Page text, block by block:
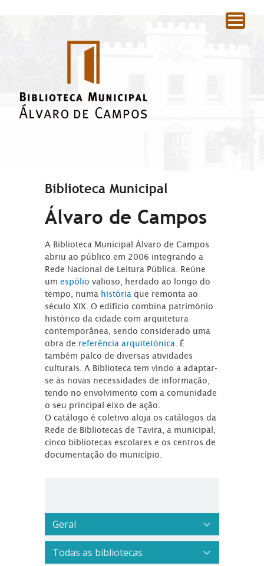
Biblioteca Municipal
Álvaro de Campos
A Biblioteca Municipal Álvaro de Campos
abriu ao público em 2006 integrando a
Rede Nacional de Leitura Pública. Reúne
umespóliovalioso, herdado ao longo do
tempo, numa história que remonta ao
século XIX. O edifício combina património
histórico da cidade com arquitetura
contemporânea, sendo considerado uma
obra de referência arquitetónica . É
também palco de diversas atividades
culturais. A Biblioteca tem vindo a adaptar-
se às novas necessidades de informação,
tendo no envolvimento com a comunidade
o seu principal eixo de ação.
O catálogo é coletivo aloja os catálogos da
Rede de Bibliotecas de Tavira, a municipal,
cinco bibliotecas escolares e os centros de
documentação do município.